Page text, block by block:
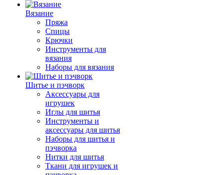
Вязание
Пряжа
Спицы
Крючки
Инструменты для
вязания
Наборы для вязания
Шитье и пэчворк
Аксессуары для
игрушек
Иглы для шитья
Инструменты и
аксессуары для шитья
Наборы для шитья и
пэчворка
Нитки для шитья
Ткани для игрушек и